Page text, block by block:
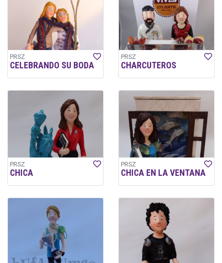
PRSZ
CELEBRANDO SU BODA
PRSZ
CHARCUTEROS
PRSZ
CHICA
PRSZ
CHICA EN LA VENTANA